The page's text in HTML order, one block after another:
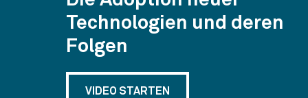
Technologien und deren
Folgen
VIDEO STARTEN